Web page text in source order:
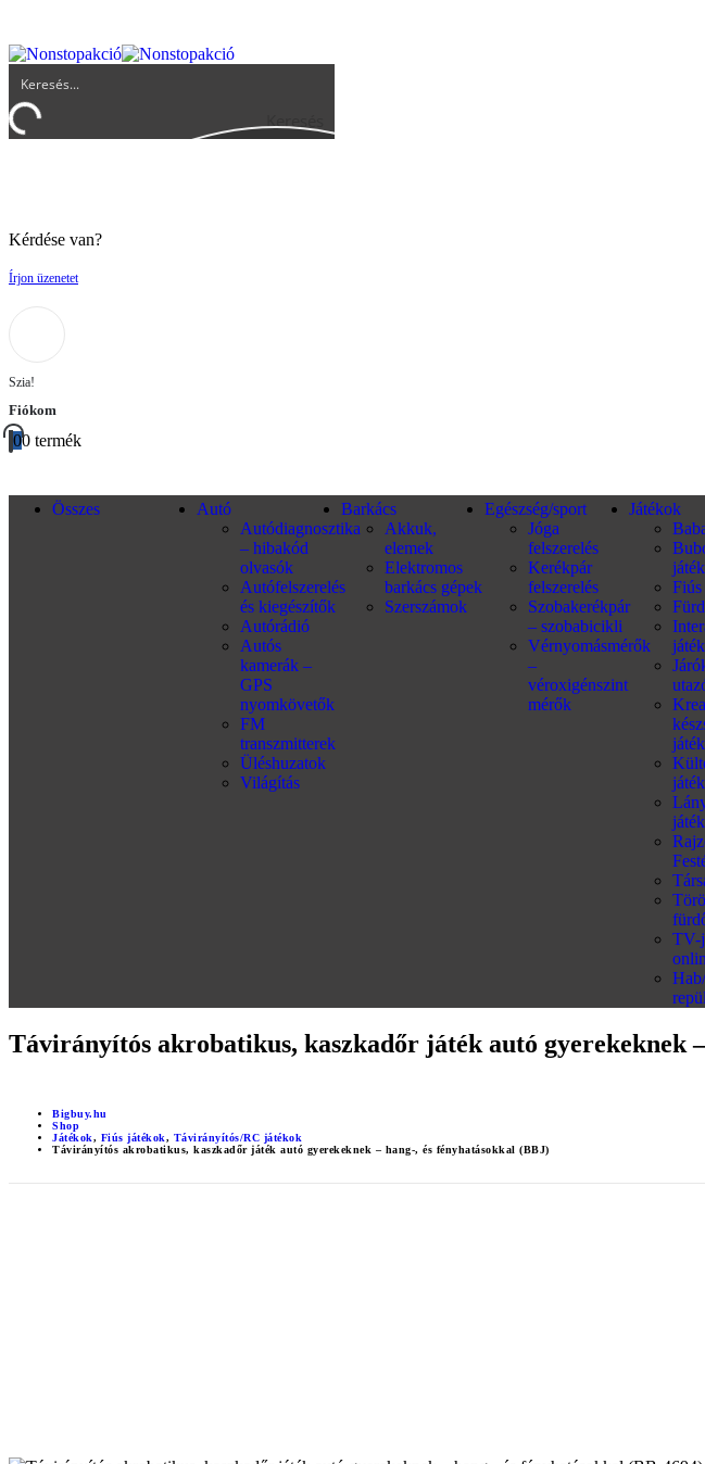
Keresés
Kérdése van?
Írjon üzenetet
Szia!
Fiókom
00 termék
Összes
Autó
Autódiagnosztika
– hibakód
olvasók
Autófelszerelés
és kiegészítők
Autórádió
Autós
kamerák –
GPS
nyomkövetők
FM
transzmitterek
Üléshuzatok
Világítás
Barkács
Akkuk,
elemek
Elektromos
barkács gépek
Szerszámok
Egészség/sport
Jóga
felszerelés
Kerékpár
felszerelés
Szobakerékpár
– szobabicikli
Vérnyomásmérők
–
véroxigénszint
mérők
Játékok
TV-
Távirányítós akrobatikus, kaszkadőr játék autó gyerekeknek
Bigbuy.hu
Shop
Játékok, Fiús játékok, Távirányítós/RC játékok
Távirányítós akrobatikus, kaszkadőr játék autó gyerekeknek – hang-, és fényhatásokkal (BBJ)